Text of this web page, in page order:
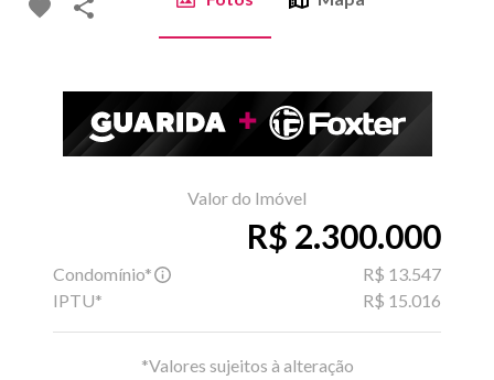
Valor do Imóvel
R$ 2.300.000
Condomínio*
R$ 13.547
IPTU*
R$ 15.016
*Valores sujeitos à alteração